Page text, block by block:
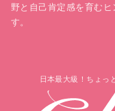
野と自己肯定感を育む
す。
日本最大級！ちょっ